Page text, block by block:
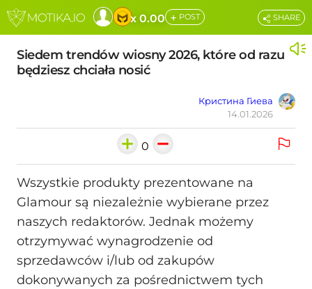
x 0.00 + POST
Siedem trendów wiosny 2026, które od razu
będziesz chciała nosić
Кристина Гиева
14.01.2026
SHARE
0
Wszystkie produkty prezentowane na
Glamour są niezależnie wybierane przez
naszych redaktorów. Jednak możemy
otrzymywać wynagrodzenie od
sprzedawców i/lub od zakupów
dokonywanych za pośrednictwem tych